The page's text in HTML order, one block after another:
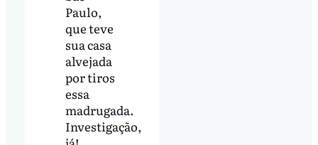
Paulo,
que teve
sua casa
alvejada
por tiros
essa
madrugada.
Investigação,